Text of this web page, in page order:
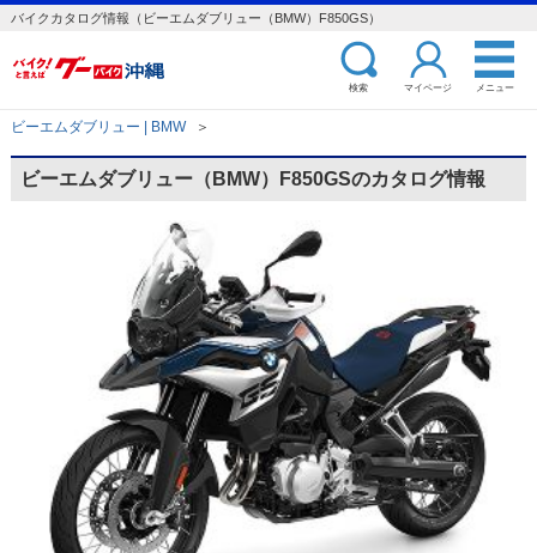
バイクカタログ情報（ビーエムダブリュー（BMW）F850GS）
検索 マイページ メニュー
ビーエムダブリュー | BMW ＞
ビーエムダブリュー（BMW）F850GSのカタログ情報